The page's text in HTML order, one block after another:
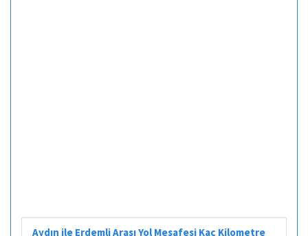
Aydın ile Erdemli Arası Yol Mesafesi Kaç Kilometre